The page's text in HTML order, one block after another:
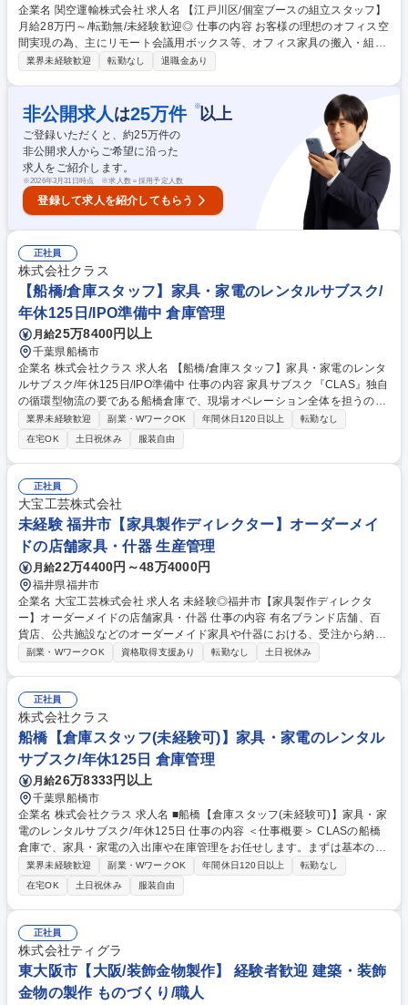
企業名 関空運輸株式会社 求人名 【江戸川区/個室ブースの組立スタッフ】
月給28万円～/転勤無/未経験歓迎◎ 仕事の内容 お客様の理想のオフィス空
間実現の為、主にリモート会議用ボックス等、オフィス家具の搬入・組
立・配置等をお任せいたします。2～3名のチーム制で作業を行うため、未
て、お客様のオフィスへ訪問し、家具の組み立てを行います。 ■メイン業
務：Web会議用個室ブースの組立 ■今後の展開：オフィス家具全般の搬
入・組み立て案件を拡大中 ■付随業務：現場調査（搬入経路確認）、顧客
対応、進捗管理、保全 将来的には、案件のスケジュール調整やスタッフの
育成、見積作成など、適性に応じたキャリアパスを描くことが可能です。
募集職種 【江戸川区/個室ブースの組立スタッフ】月給28万円～/転勤無/未
経験歓迎◎
業界未経験歓迎 転勤なし 退職金あり
非公開求人 は25万件 ※以上
ご登録いただくと、約25万件の
非公開求人からご希望に沿った
求人をご紹介します。
※2026年3月31日時点 ※求人数＝採用予定人数
登録して求人を紹介してもらう
正社員
株式会社クラス
【船橋/倉庫スタッフ】家具・家電のレンタルサブスク/
年休125日/IPO準備中 倉庫管理
月給25万8400円以上
千葉県船橋市
企業名 株式会社クラス 求人名 【船橋/倉庫スタッフ】家具・家電のレンタ
ルサブスク/年休125日/IPO準備中 仕事の内容 家具サブスク『CLAS』独自
の循環型物流の要である船橋倉庫で、現場オペレーション全体を担うのが
ミッションです。将来的には事業支援本部のリーダーとして、強い組織と
新しい物流の仕組みを創っていただきます。 ■入出荷業務の進捗・品質管
理 ■スマホアプリを使った在庫管理・ロケーション管理 ■他事業部との連
携・コミュニケーション ■中長期的には、倉庫の組織構築やコスト管理、
新規事業の運用立ち上げ SCM本部へ配属。物流企画やリペア担当など多
様なメンバーが連携する組織。現場の声を大切にし、全員で課題解決に取
り組む一体感のあるチームです。 募集職種 【船橋/倉庫スタッフ】家具・
家電のレンタルサブスク/年休125日/IPO準備中
業界未経験歓迎 副業・WワークOK 年間休日120日以上
転勤なし
在宅OK
土日祝休み 服装自由
正社員
大宝工芸株式会社
未経験 福井市【家具製作ディレクター】オーダーメイ
ドの店舗家具・什器 生産管理
月給22万4400円～48万4000円
福井県福井市
企業名 大宝工芸株式会社 求人名 未経験◎福井市【家具製作ディレクタ
ー】オーダーメイドの店舗家具・什器 仕事の内容 有名ブランド店舗、百
貨店、公共施設などのオーダーメイド家具や什器における、受注から納品
までの全体進行をお任せします。入社後は先輩のアシスタントとして、見
示・図面の簡易スケッチ作成／現場での取付立ち会い／完了案件の請求処
理業務など 月2～3回程度、北陸や東京・大阪(1泊程度)の現場への出張が
あり、寸法測定や取付立ち会いを通じて空間が完成する瞬間に立ち会えま
す！ 【施工事例】石川県立図書館、バブアー(大丸東京店など）、セサミ
ストリートマーケット（阪神梅田本店など）他 募集職種 未経験◎福井市
【家具製作ディレクター】オーダーメイドの店舗家具・什器
副業・WワークOK 資格取得支援あり 転勤なし 土日祝休み
正社員
株式会社クラス
船橋【倉庫スタッフ(未経験可)】家具・家電のレンタル
サブスク/年休125日 倉庫管理
月給26万8333円以上
千葉県船橋市
企業名 株式会社クラス 求人名 ■船橋【倉庫スタッフ(未経験可)】家具・家
電のレンタルサブスク/年休125日 仕事の内容 ＜仕事概要＞ CLASの船橋
倉庫で、家具・家電の入出庫や在庫管理をお任せします。まずは基本の倉
庫作業からスタートするので、未経験でも安心です。 ▼まずお任せしたい
こと▼商品のピッキング・入出庫（棚から取り出す・運ぶ）・倉庫内の整
理整頓・備品管理・スマホで在庫・場所を確認する作業 ▼慣れてきたらお
任せしたいこと▼入出庫の進捗チェック・品質確認・他部署とのやりと
り・連携 ▼ゆくゆくはリーダーも目指せます▼スタッフの育成・サポー
ト・業務改善の提案・実行・新規オペレーションの立ち上げ 募集職種 ■船
橋【倉庫スタッフ(未経験可)】家具・家電のレンタルサブスク/年休125日
業界未経験歓迎 副業・WワークOK 年間休日120日以上
転勤なし
在宅OK
土日祝休み 服装自由
正社員
株式会社ティグラ
東大阪市【大阪/装飾金物製作】 経験者歓迎 建築・装飾
金物の製作 ものづくり/職人